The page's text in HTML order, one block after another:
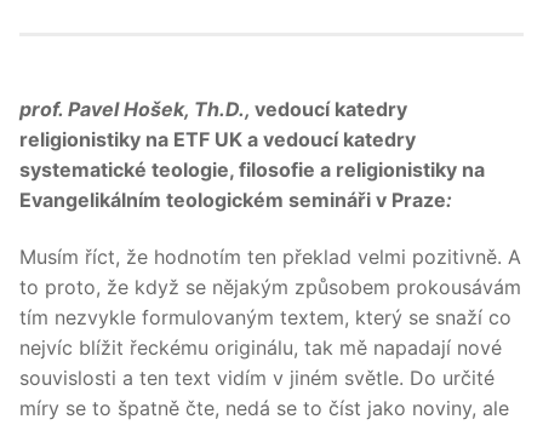
prof. Pavel Hošek, Th.D., vedoucí katedry
religionistiky na ETF UK a vedoucí katedry
systematické teologie, filosofie a religionistiky na
Evangelikálním teologickém semináři v Praze:
Musím říct, že hodnotím ten překlad velmi pozitivně. A
to proto, že když se nějakým způsobem prokousávám
tím nezvykle formulovaným textem, který se snaží co
nejvíc blížit řeckému originálu, tak mě napadají nové
souvislosti a ten text vidím v jiném světle. Do určité
míry se to špatně čte, nedá se to číst jako noviny, ale